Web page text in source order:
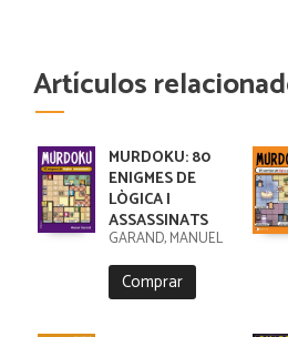
Artículos
MURDOKU: 80
ENIGMES DE
LÒGICA I
ASSASSINATS
GARAND, MANUEL
Comprar